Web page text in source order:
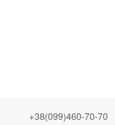
+38(099)460-70-70